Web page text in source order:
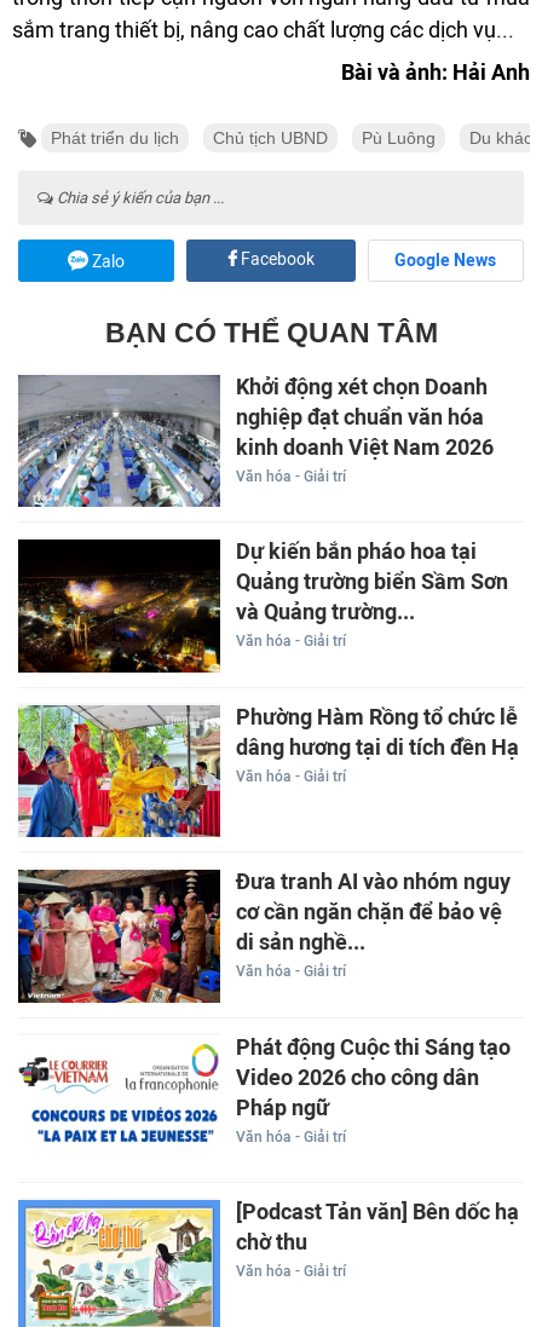
sắm trang thiết bị, nâng cao chất lượng các dịch vụ...
Bài và ảnh: Hải Anh
Phát triển du lịch Chủ tịch UBND Pù Luông Du khách
Chia sẻ ý kiến của bạn ...
Zalo Facebook Google News
BẠN CÓ THỂ QUAN TÂM
Khởi động xét chọn Doanh
nghiệp đạt chuẩn văn hóa
kinh doanh Việt Nam 2026
Văn hóa - Giải trí
Dự kiến bắn pháo hoa tại
Quảng trường biển Sầm Sơn
và Quảng trường...
Văn hóa - Giải trí
Phường Hàm Rồng tổ chức lễ
dâng hương tại di tích đền Hạ
Văn hóa - Giải trí
Đưa tranh AI vào nhóm nguy
cơ cần ngăn chặn để bảo vệ
di sản nghề...
Văn hóa - Giải trí
Phát động Cuộc thi Sáng tạo
Video 2026 cho công dân
Pháp ngữ
Văn hóa - Giải trí
[Podcast Tản văn] Bên dốc hạ
chờ thu
Văn hóa - Giải trí